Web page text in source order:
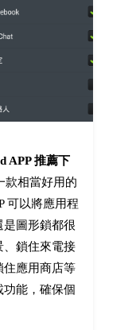
APP 推薦下
款相當好用的
可以將應用程
圖形鎖都很
、鎖住來電接
住應用商店等
能，確保個